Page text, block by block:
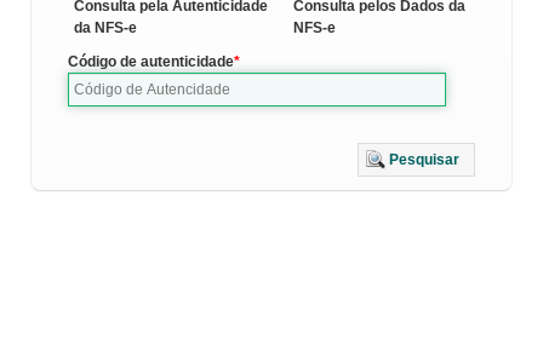
Consulta pela Autenticidade
da NFS-e
Consulta pelos Dados da
NFS-e
Código de autenticidade
Pesquisar